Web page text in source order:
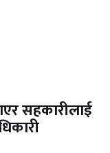
सहकारीलाई